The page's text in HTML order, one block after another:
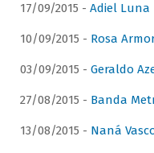
17/09/2015 - Adiel Luna
10/09/2015 - Rosa
03/09/2015 - Geraldo
27/08/2015 - Banda
13/08/2015 - Naná